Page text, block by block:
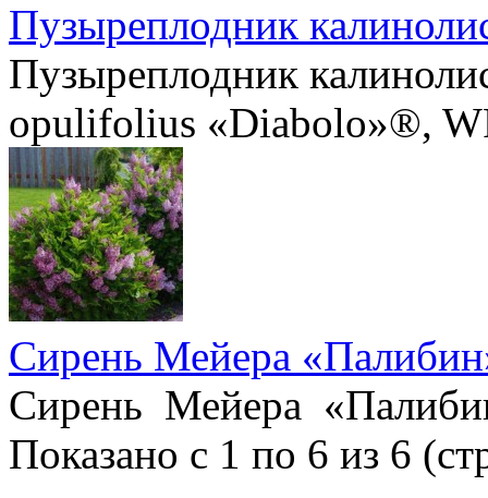
Пузыреплодник
Пузыреплодник
opulifolius «Diabolo»®,
Сирень Мейера
Сирень Мейера
Показано с 1 по 6 из 6